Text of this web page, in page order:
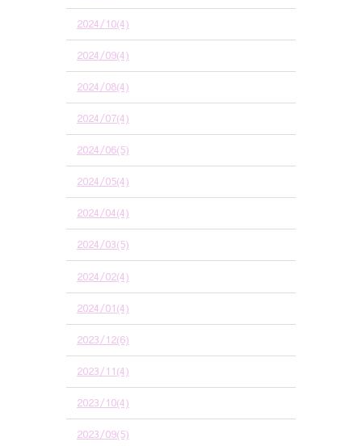
2024/10(4)
2024/09(4)
2024/08(4)
2024/07(4)
2024/06(5)
2024/05(4)
2024/04(4)
2024/03(5)
2024/02(4)
2024/01(4)
2023/12(6)
2023/11(4)
2023/10(4)
2023/09(5)